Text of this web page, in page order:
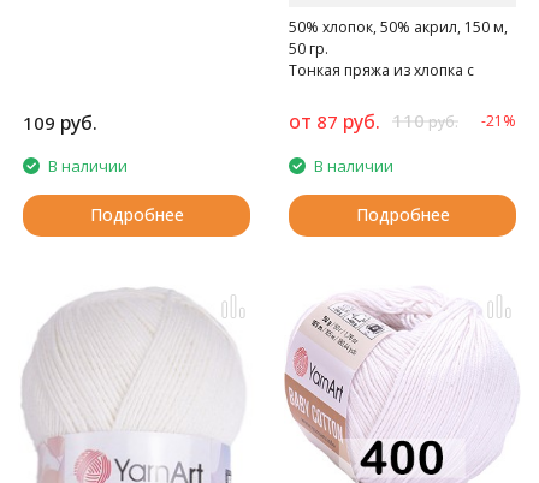
109 руб.
В наличии
Подробнее
50% хлопок, 50% акрил, 150 м,
50 гр.
Тонкая пряжа из хлопка с
от 87 руб. 110руб. -21%
В наличии
Подробнее